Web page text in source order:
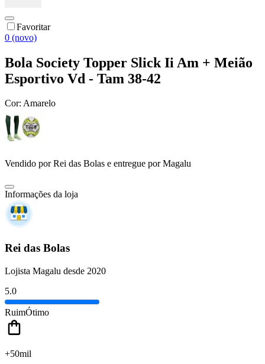
Favoritar
0 (novo)
Bola Society Topper Slick Ii Am + Meião
Esportivo Vd - Tam 38-42
Cor: Amarelo
Vendido porRei das Bolas e entregue por Magalu
Informações da loja
Rei das Bolas
Lojista Magalu desde 2020
5.0
RuimÓtimo
+50mil